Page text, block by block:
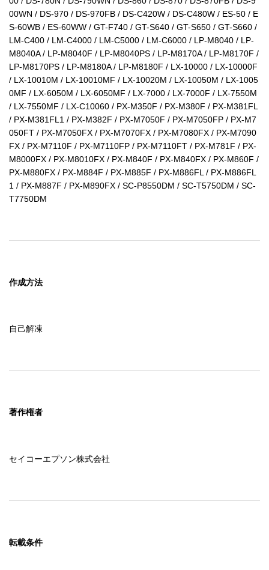
00WN / DS-970 / DS-970FB / DS-C420W / DS-C480W / ES-50 / E
S-60WB / ES-60WW / GT-F740 / GT-S640 / GT-S650 / GT-S660 /
LM-C400 / LM-C4000 / LM-C5000 / LM-C6000 / LP-M8040 / LP-
M8040A / LP-M8040F / LP-M8040PS / LP-M8170A / LP-M8170F /
LP-M8170PS / LP-M8180A / LP-M8180F / LX-10000 / LX-10000F
/ LX-10010M / LX-10010MF / LX-10020M / LX-10050M / LX-1005
0MF / LX-6050M / LX-6050MF / LX-7000 / LX-7000F / LX-7550M
/ LX-7550MF / LX-C10060 / PX-M350F / PX-M380F / PX-M381FL
/ PX-M381FL1 / PX-M382F / PX-M7050F / PX-M7050FP / PX-M7
050FT / PX-M7050FX / PX-M7070FX / PX-M7080FX / PX-M7090
FX / PX-M7110F / PX-M7110FP / PX-M7110FT / PX-M781F / PX-
M8000FX / PX-M8010FX / PX-M840F / PX-M840FX / PX-M860F /
PX-M880FX / PX-M884F / PX-M885F / PX-M886FL / PX-M886FL
1 / PX-M887F / PX-M890FX / SC-P8550DM / SC-T5750DM / SC-
T7750DM
作成方法
自己解凍
著作権者
セイコーエプソン株式会社
転載条件